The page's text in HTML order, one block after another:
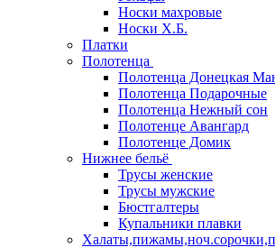
Носки махровые
Носки Х.Б.
Платки
Полотенца
Полотенца Донецкая
Полотенца Подарочные
Полотенца Нежный сон
Полотенце Авангард
Полотенце Домик
Нижнее бельё
Трусы женские
Трусы мужские
Бюстгалтеры
Купальники плавки